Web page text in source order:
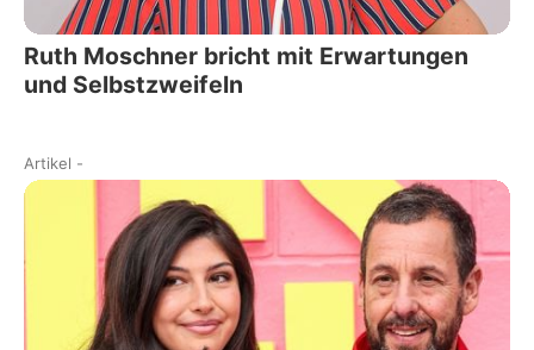
Ruth Moschner bricht mit Erwartungen
und Selbstzweifeln
Artikel -